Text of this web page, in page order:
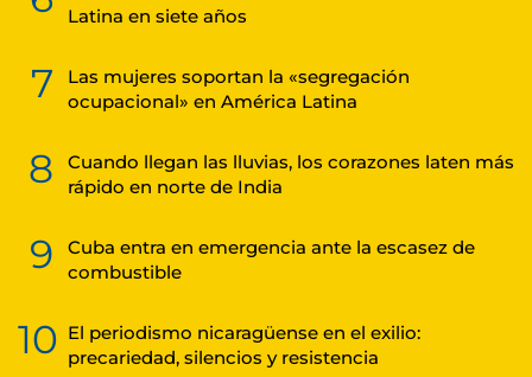
Latina en siete años
7
Las mujeres soportan la «segregación
ocupacional» en América Latina
8
Cuando llegan las lluvias, los corazones laten más
rápido en norte de India
9
Cuba entra en emergencia ante la escasez de
combustible
10 El periodismo nicaragüense en el exilio:
precariedad, silencios y resistencia